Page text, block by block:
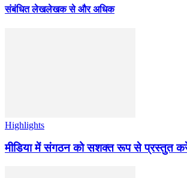
संबंधित लेखलेखक से और अधिक
Highlights
मीडिया में संगठन को सशक्त रूप से प्रस्तुत करें